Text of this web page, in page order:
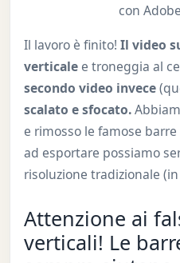
con
Il lavoro è finito! Il video
verticalee troneggia al
secondo video invece
scalato e sfocato.
e rimosso le famose
ad esportare possiamo
risoluzione tradizionale
Attenzione ai
verticali! Le